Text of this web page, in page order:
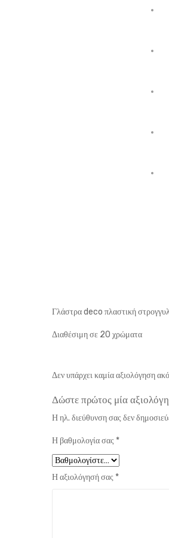
Γλάστρα deco πλαστική
Διαθέσιμη σε 20 χρώματα
Δεν υπάρχει καμία αξιολόγηση
Δώστε πρώτος μία
Η ηλ. διεύθυνση σας δεν
Η βαθμολογία σας *
Η αξιολόγησή σας *